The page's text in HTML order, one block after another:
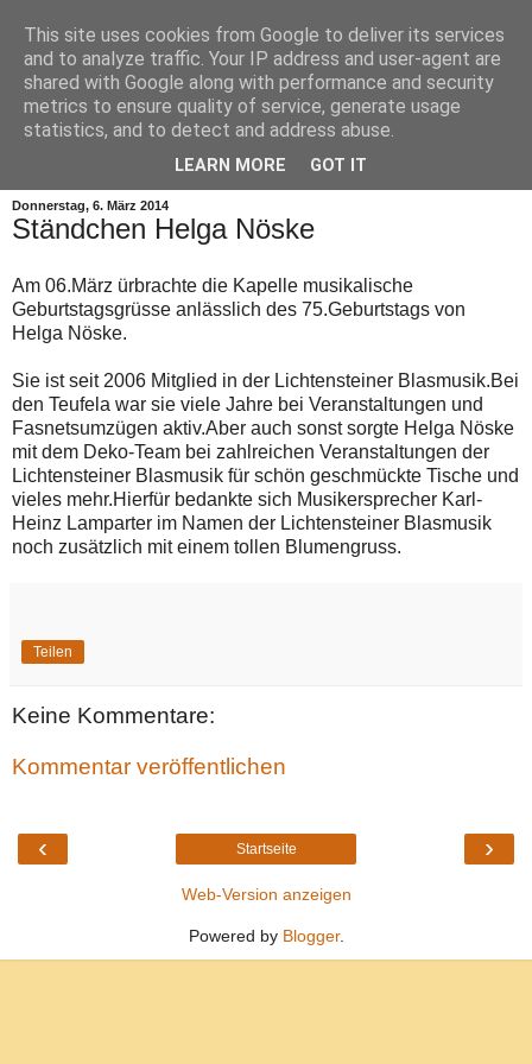
Donnerstag, 6. März 2014
Ständchen Helga Nöske
Am 06.März ürbrachte die Kapelle musikalische
Geburtstagsgrüsse anlässlich des 75.Geburtstags von
Helga Nöske.
Sie ist seit 2006 Mitglied in der Lichtensteiner Blasmusik.Bei
den Teufela war sie viele Jahre bei Veranstaltungen und
Fasnetsumzügen aktiv.Aber auch sonst sorgte Helga Nöske
mit dem Deko-Team bei zahlreichen Veranstaltungen der
Lichtensteiner Blasmusik für schön geschmückte Tische und
vieles mehr.Hierfür bedankte sich Musikersprecher Karl-
Heinz Lamparter im Namen der Lichtensteiner Blasmusik
noch zusätzlich mit einem tollen Blumengruss.
Teilen
Keine Kommentare:
Kommentar veröffentlichen
‹ ›
Startseite
Web-Version anzeigen
Powered by Blogger.
This site uses cookies from Google to deliver its services
and to analyze traffic. Your IP address and user-agent are
shared with Google along with performance and security
metrics to ensure quality of service, generate usage
statistics, and to detect and address abuse.
LEARN MORE GOT IT